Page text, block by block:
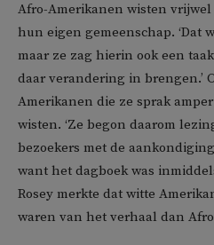
Afro-Amerikanen wisten
hun eigen gemeenschap. ‘Dat
maar ze zag hierin ook een
daar verandering in brengen.’
Amerikanen die ze sprak
wisten. ‘Ze begon daarom
bezoekers met de aankondiging
want het dagboek was
Rosey merkte dat witte
waren van het verhaal dan